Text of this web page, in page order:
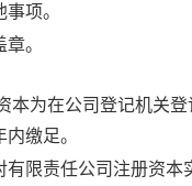
项。
。
本为在公司登记机关
缴足。
限责任公司注册资